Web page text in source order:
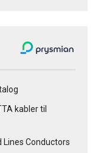
kabler til
Lines Conductors